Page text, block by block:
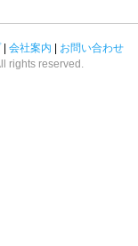
| 会社案内
お問い合わせ
rights reserved.